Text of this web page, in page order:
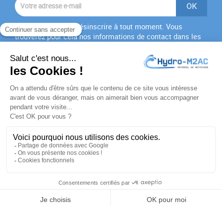
Vous pouvez vous désinscrire à tout moment. Vous
trouverez pour cela nos informations de contact dans les
J'accepte lesconditions générales
politique de
confidentialité
PRODUITS
NOTRE SOCIÉTÉ
VOTRE COMPTE